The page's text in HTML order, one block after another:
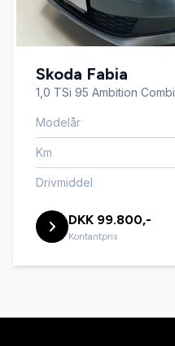
Skoda Fabia
1,0 TSi 95 Ambition Combi
Modelår
Km
Drivmiddel
DKK 99.800,-
Kontantpris